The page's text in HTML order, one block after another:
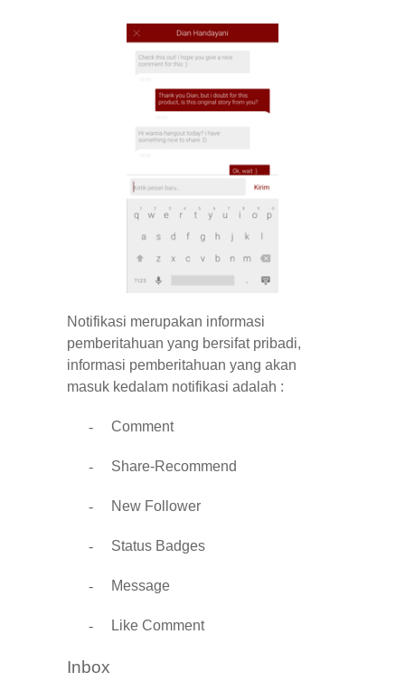
Notifikasi merupakan informasi
pemberitahuan yang bersifat pribadi,
informasi pemberitahuan yang akan
masuk kedalam notifikasi adalah :
- Comment
- Share-Recommend
- New Follower
- Status Badges
- Message
- Like Comment
Inbox